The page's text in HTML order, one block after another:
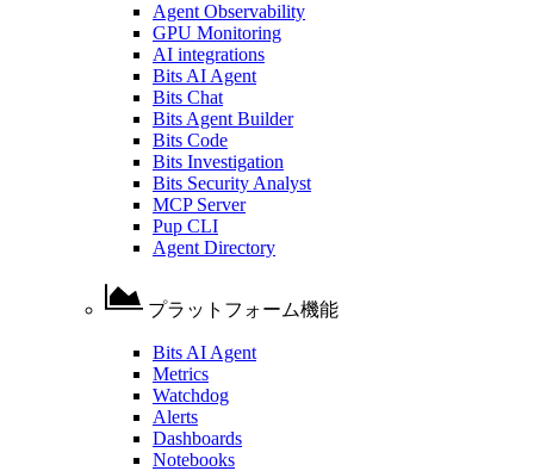
Agent Observability
GPU Monitoring
AI integrations
Bits AI Agent
Bits Chat
Bits Agent Builder
Bits Code
Bits Investigation
Bits Security Analyst
MCP Server
Pup CLI
Agent Directory
プラットフォーム機能
Bits AI Agent
Metrics
Watchdog
Alerts
Dashboards
Notebooks